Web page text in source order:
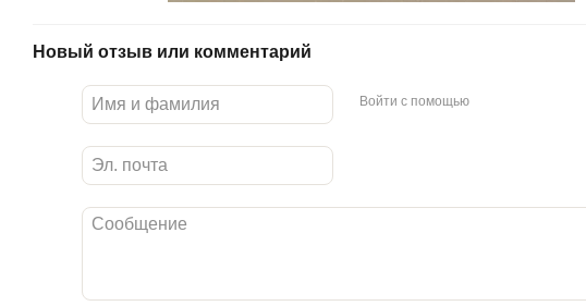
Новый отзыв или комментарий
Войти с помощью